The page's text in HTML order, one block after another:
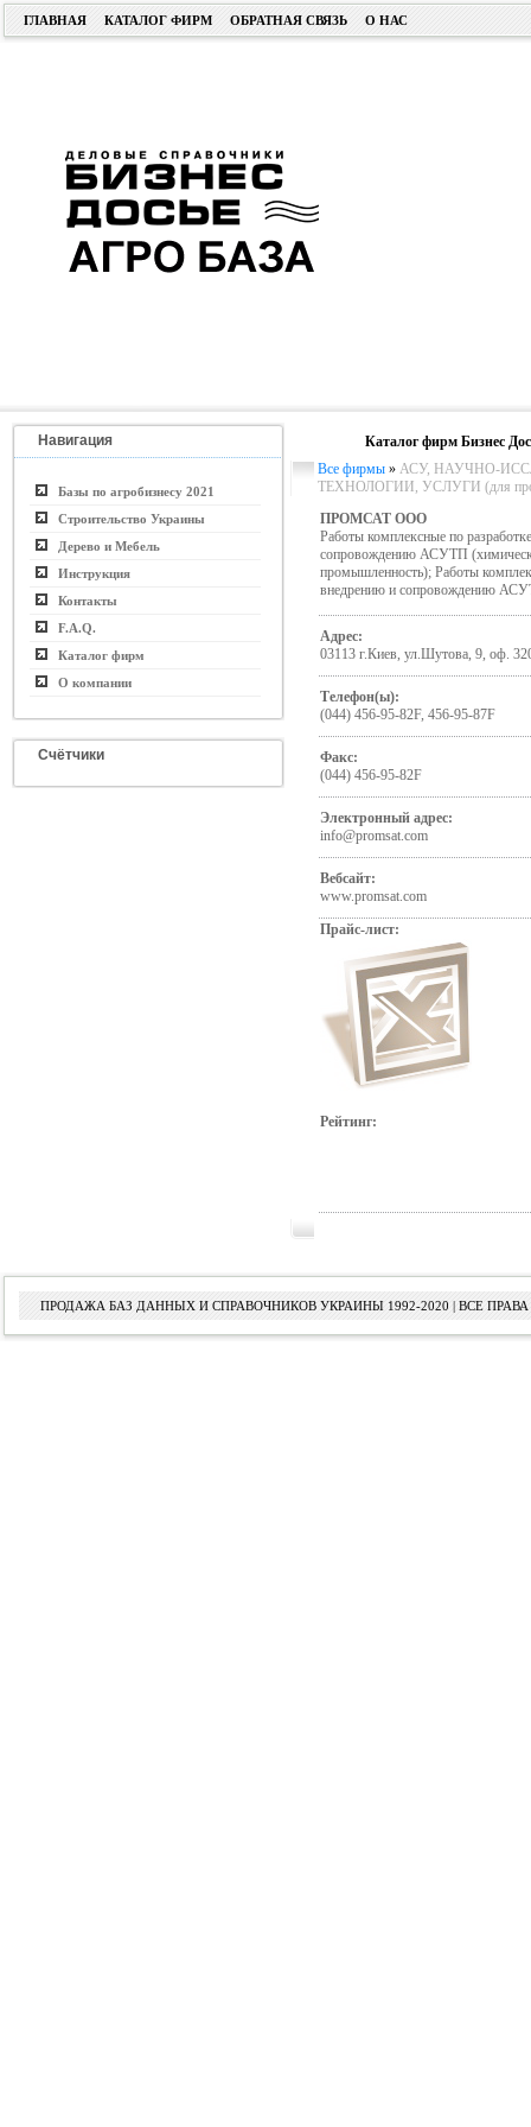
ГЛАВНАЯ КАТАЛОГ ФИРМ ОБРАТНАЯ СВЯЗЬ О НАС
Навигация
Базы по агробизнесу 2021
Строительство Украины
Дерево и Мебель
Инструкция
Контакты
F.A.Q.
Каталог фирм
О компании
Счётчики
Каталог фирм Бизнес
Все фирмы » АСУ, НАУЧНО-
ТЕХНОЛОГИИ, УСЛУГИ (для
ПРОМСАТ ООО
Работы комплексные по
сопровождению АСУТП
промышленность); Работы
внедрению и сопровождению
Адрес:
03113 г.Киев, ул.Шутова, 9, оф.
Телефон(ы):
(044) 456-95-82F, 456-95-87F
Факс:
(044) 456-95-82F
Электронный адрес:
info@promsat.com
Вебсайт:
www.promsat.com
Прайс-лист:
Рейтинг:
ПРОДАЖА БАЗ ДАННЫХ И СПРАВОЧНИКОВ УКРАИНЫ 1992-2020 | ВСЕ